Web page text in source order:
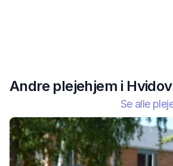
Andre plejehjem i
Se alle